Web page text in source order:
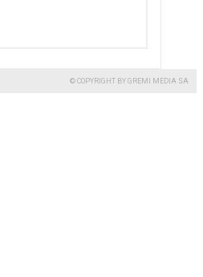
© COPYRIGHT BY GREMI MEDIA SA